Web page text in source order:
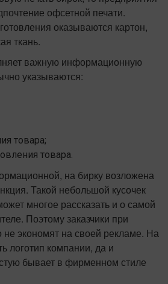
офсетной печати.
оказываются картон,
ткань.
важную информационную
указываются:
товара;
товара.
на бирку возложена
Такой небольшой кусочек
многое рассказать и о самой
Поэтому заказчики при
не экономят на своей рекламе. На
логотип компании, да и
бывает в фирменном стиле